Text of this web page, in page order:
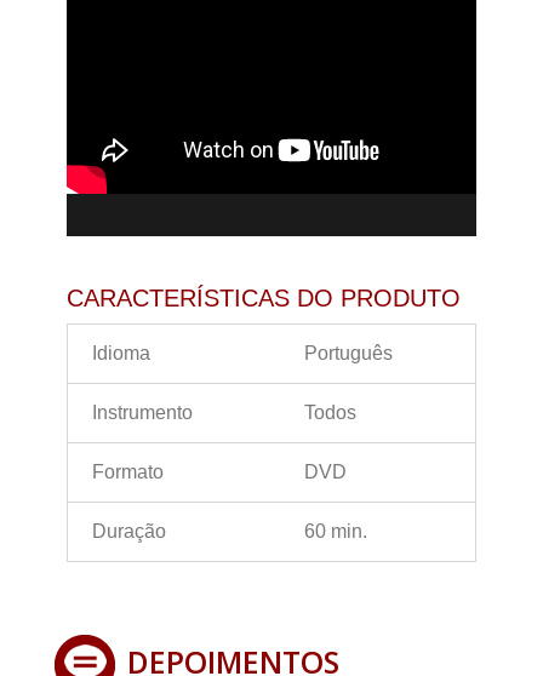
CARACTERÍSTICAS DO PRODUTO
Idioma Português
Instrumento Todos
Formato DVD
Duração 60 min.
DEPOIMENTOS